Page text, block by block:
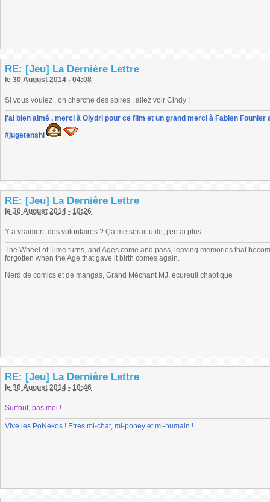
RE: [Jeu] La Dernière Lettre
le 30 August 2014 - 04:08
Si vous voulez , on cherche des sbires , allez voir Cindy !
j'ai bien aimé , merci à Olydri pour ce film et un grand merci à Fabien
#jugetenshi
RE: [Jeu] La Dernière Lettre
le 30 August 2014 - 10:26
Y a vraiment des volontaires ? Ça me serait utile, j'en ai plus.
The Wheel of Time turns, and Ages come and pass, leaving memories that
forgotten when the Age that gave it birth comes again.
Nerd de comics et de mangas, Grand Méchant MJ, écureuil chaotique
RE: [Jeu] La Dernière Lettre
le 30 August 2014 - 10:46
Surtout, pas moi !
Vive les PoNekos ! Êtres mi-chat, mi-poney et mi-humain !